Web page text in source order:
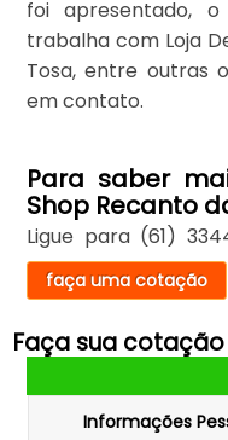
foi apresentado,
trabalha com Loja
Tosa, entre outras
em contato.
Para saber
Shop Recanto
Ligue para (61)
faça uma cotação
Faça sua cotação
Informações